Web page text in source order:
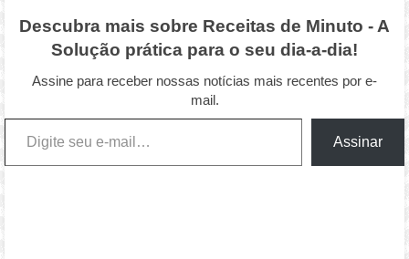
Descubra mais sobre Receitas de Minuto - A
Solução prática para o seu dia-a-dia!
Assine para receber nossas notícias mais recentes por e-
mail.
Digite seu e-mail…
Assinar